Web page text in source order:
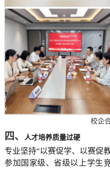
校企
四、 人才培养质量过硬
专业坚持“以赛促学、以赛促
参加国家级、省级以上学生